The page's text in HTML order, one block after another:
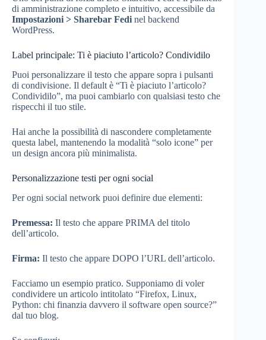
di amministrazione completo e intuitivo, accessibile da
Impostazioni > Sharebar Fedi nel backend
WordPress.
Label principale: Ti è piaciuto l’articolo? Condividilo
Puoi personalizzare il testo che appare sopra i pulsanti
di condivisione. Il default è “Ti è piaciuto l’articolo?
Condividilo”, ma puoi cambiarlo con qualsiasi testo che
rispecchi il tuo stile.
Hai anche la possibilità di nascondere completamente
questa label, mantenendo la modalità “solo icone” per
un design ancora più minimalista.
Personalizzazione testi per ogni social
Per ogni social network puoi definire due elementi:
Premessa: Il testo che appare PRIMA del titolo
dell’articolo.
Firma: Il testo che appare DOPO l’URL dell’articolo.
Facciamo un esempio pratico. Supponiamo di voler
condividere un articolo intitolato “Firefox, Linux,
Python: chi finanzia davvero il software open source?”
dal tuo blog.